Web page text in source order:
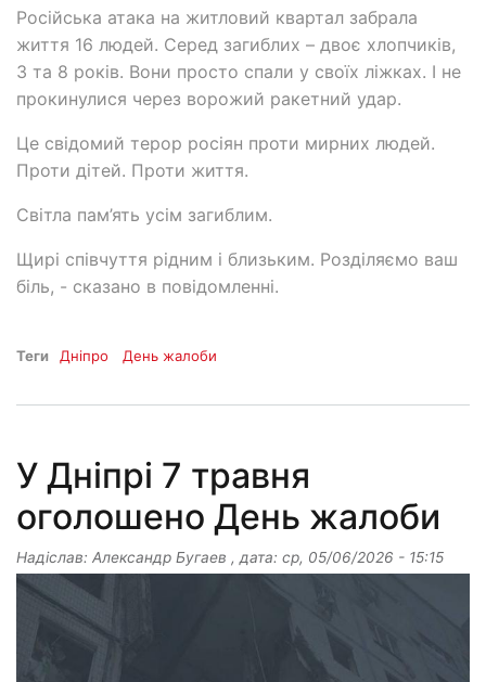
Російська атака на житловий квартал забрала
життя 16 людей. Серед загиблих – двоє хлопчиків,
3 та 8 років. Вони просто спали у своїх ліжках. І не
прокинулися через ворожий ракетний удар.
Це свідомий терор росіян проти мирних людей.
Проти дітей. Проти життя.
Світла пам’ять усім загиблим.
Щирі співчуття рідним і близьким. Розділяємо ваш
біль, - сказано в повідомленні.
Теги Дніпро День жалоби
У Дніпрі 7 травня
оголошено День жалоби
Надіслав: Александр Бугаев , дата: ср, 05/06/2026 - 15:15